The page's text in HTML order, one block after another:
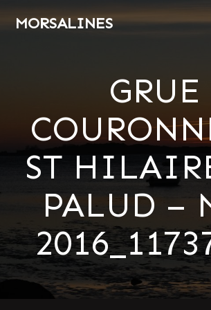
au
MORSALINES
GRUE
ST
PALUD –